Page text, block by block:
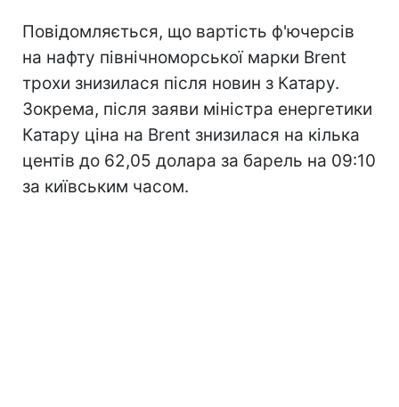
Повідомляється, що вартість ф'ючерсів
на нафту північноморської марки Brent
трохи знизилася після новин з Катару.
Зокрема, після заяви міністра енергетики
Катару ціна на Brent знизилася на кілька
центів до 62,05 долара за барель на 09:10
за київським часом.